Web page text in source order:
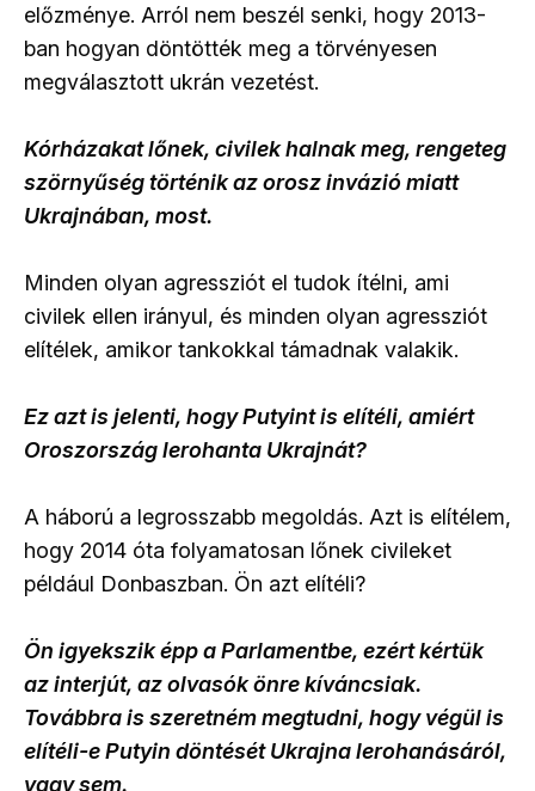
előzménye. Arról nem beszél senki, hogy 2013-
ban hogyan döntötték meg a törvényesen
megválasztott ukrán vezetést.
Kórházakat lőnek, civilek halnak meg, rengeteg
szörnyűség történik az orosz invázió miatt
Ukrajnában, most.
Minden olyan agressziót el tudok ítélni, ami
civilek ellen irányul, és minden olyan agressziót
elítélek, amikor tankokkal támadnak valakik.
Ez azt is jelenti, hogy Putyint is elítéli, amiért
Oroszország lerohanta Ukrajnát?
A háború a legrosszabb megoldás. Azt is elítélem,
hogy 2014 óta folyamatosan lőnek civileket
például Donbaszban. Ön azt elítéli?
Ön igyekszik épp a Parlamentbe, ezért kértük
az interjút, az olvasók önre kíváncsiak.
Továbbra is szeretném megtudni, hogy végül is
elítéli-e Putyin döntését Ukrajna lerohanásáról,
vagy sem.